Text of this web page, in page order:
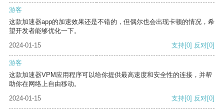
游客
这款加速器app的加速效果还是不错的，但偶尔也会出现卡顿的情况，希
望开发者能够优化一下。
2024-01-15
支持[0] 反对[0]
游客
这款加速器VPM应用程序可以给你提供最高速度和安全性的连接，并帮
助你在网络上自由移动。
2024-01-15
支持[0] 反对[0]